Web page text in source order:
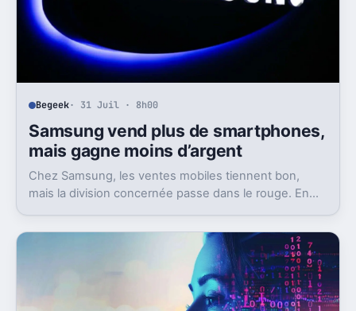
Begeek· 31 Juil · 8h00
Samsung vend plus de smartphones,
mais gagne moins d’argent
Chez Samsung, les ventes mobiles tiennent bon,
mais la division concernée passe dans le rouge. En
composants.